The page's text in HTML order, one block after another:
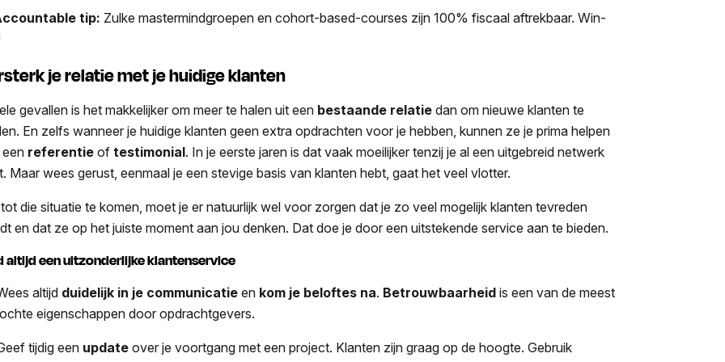
tip: Zulke mastermindgroepen en cohort-based-courses zijn 100% fiscaal aftrekbaar. Win-
je relatie met je huidige klanten
gevallen is het makkelijker om meer te halen uit een bestaande relatie dan om nieuwe klanten te
En zelfs wanneer je huidige klanten geen extra opdrachten voor je hebben, kunnen ze je prima helpen
referentie oftestimonial. In je eerste jaren is dat vaak moeilijker tenzij je al een uitgebreid netwerk
Maar wees gerust, eenmaal je een stevige basis van klanten hebt, gaat het veel vlotter.
die situatie te komen, moet je er natuurlijk wel voor zorgen dat je zo veel mogelijk klanten tevreden
en dat ze op het juiste moment aan jou denken. Dat doe je door een uitstekende service aan te bieden.
altijd een uitzonderlijke klantenservice
altijd duidelijk in je communicatie en kom je beloftes na. Betrouwbaarheidis een van de meest
eigenschappen door opdrachtgevers.
tijdig een updateover je voortgang met een project. Klanten zijn graag op de hoogte. Gebruik